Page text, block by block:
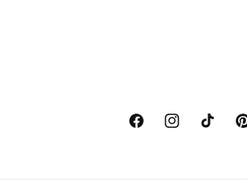
FacebookInstagramTikTok